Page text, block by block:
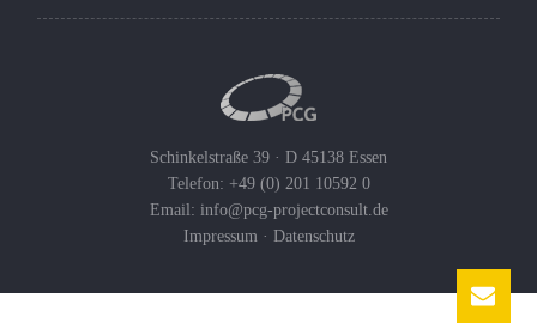
Schinkelstraße 39 · D 45138 Essen
Telefon: +49 (0) 201 10592 0
Email: info@pcg-projectconsult.de
Impressum· Datenschutz